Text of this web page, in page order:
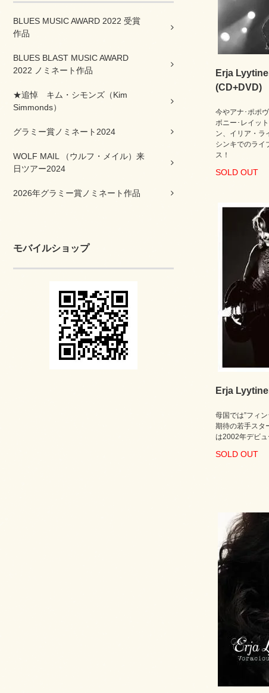
BLUES MUSIC AWARD 2022 受賞
作品
BLUES BLAST MUSIC AWARD
2022 ノミネート作品
★追悼 キム・シモンズ（Kim
Simmonds）
グラミー賞ノミネート2024
WOLF MAIL （ウルフ・メイル）来
日ツアー2024
2026年グラミー賞ノミネート作品
モバイルショップ
Erja
(CD+DVD)
今やアナ･ポポ
ボニー･レイッ
ン、イリア・ラ
シンキでのライ
ス！
SOLD OUT
Erja
母国では”フィ
期待の若手スタ
は2002年デビュ
SOLD OUT